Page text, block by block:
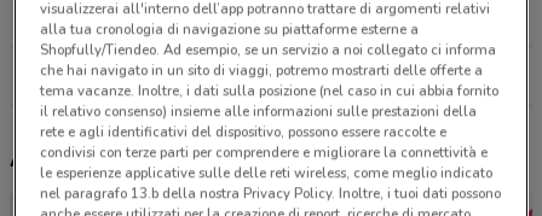
17.8 km
CHIUSO
Tutti i negozi Melby
Altri volantini nelle vicinanze
visualizzerai all'interno dell’app potranno trattare di argomenti relativi
alla tua cronologia di navigazione su piattaforme esterne a
Shopfully/Tiendeo. Ad esempio, se un servizio a noi collegato ci informa
che hai navigato in un sito di viaggi, potremo mostrarti delle offerte a
tema vacanze. Inoltre, i dati sulla posizione (nel caso in cui abbia fornito
il relativo consenso) insieme alle informazioni sulle prestazioni della
rete e agli identificativi del dispositivo, possono essere raccolte e
condivisi con terze parti per comprendere e migliorare la connettività e
le esperienze applicative sulle delle reti wireless, come meglio indicato
nel paragrafo 13.b della nostra Privacy Policy. Inoltre, i tuoi dati possono